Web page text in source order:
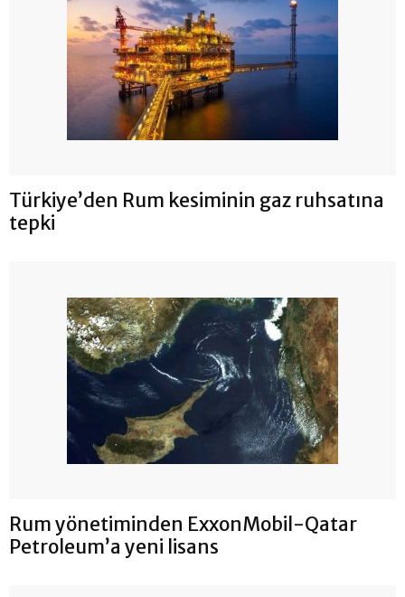
Türkiye’den Rum kesiminin gaz ruhsatına
tepki
Rum yönetiminden ExxonMobil-Qatar
Petroleum’a yeni lisans